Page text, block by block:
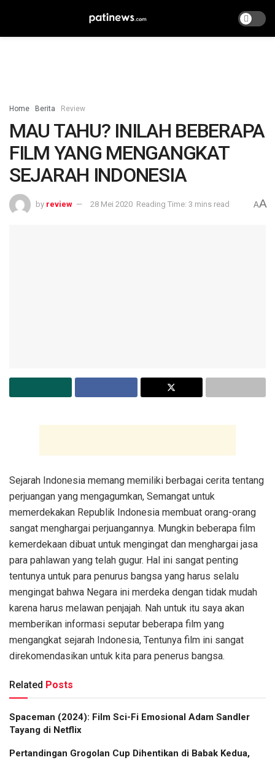
Home Berita Review
MAU TAHU? INILAH BEBERAPA
FILM YANG MENGANGKAT
SEJARAH INDONESIA
by review 28 Mei 2020 Reading Time: 3 mins read AA
Sejarah Indonesia memang memiliki berbagai cerita tentang
perjuangan yang mengagumkan, Semangat untuk
memerdekakan Republik Indonesia membuat orang-orang
sangat menghargai perjuangannya. Mungkin beberapa film
kemerdekaan dibuat untuk mengingat dan menghargai jasa
para pahlawan yang telah gugur. Hal ini sangat penting
tentunya untuk para penurus bangsa yang harus selalu
mengingat bahwa Negara ini merdeka dengan tidak mudah
karena harus melawan penjajah. Nah untuk itu saya akan
memberikan informasi seputar beberapa film yang
mengangkat sejarah Indonesia, Tentunya film ini sangat
direkomendasikan untuk kita para penerus bangsa.
Related Posts
Spaceman (2024): Film Sci-Fi Emosional Adam Sandler
Tayang di Netflix
Pertandingan Grogolan Cup Dihentikan di Babak Kedua,